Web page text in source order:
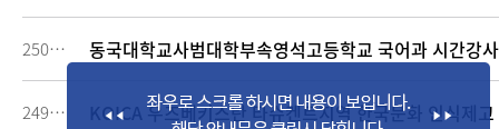
250719 동국대학교사범대학부속영석고등학교 국어과 시간강
249456 KOICA 우즈베키스탄 타슈켄트지역 한국문화 인식제